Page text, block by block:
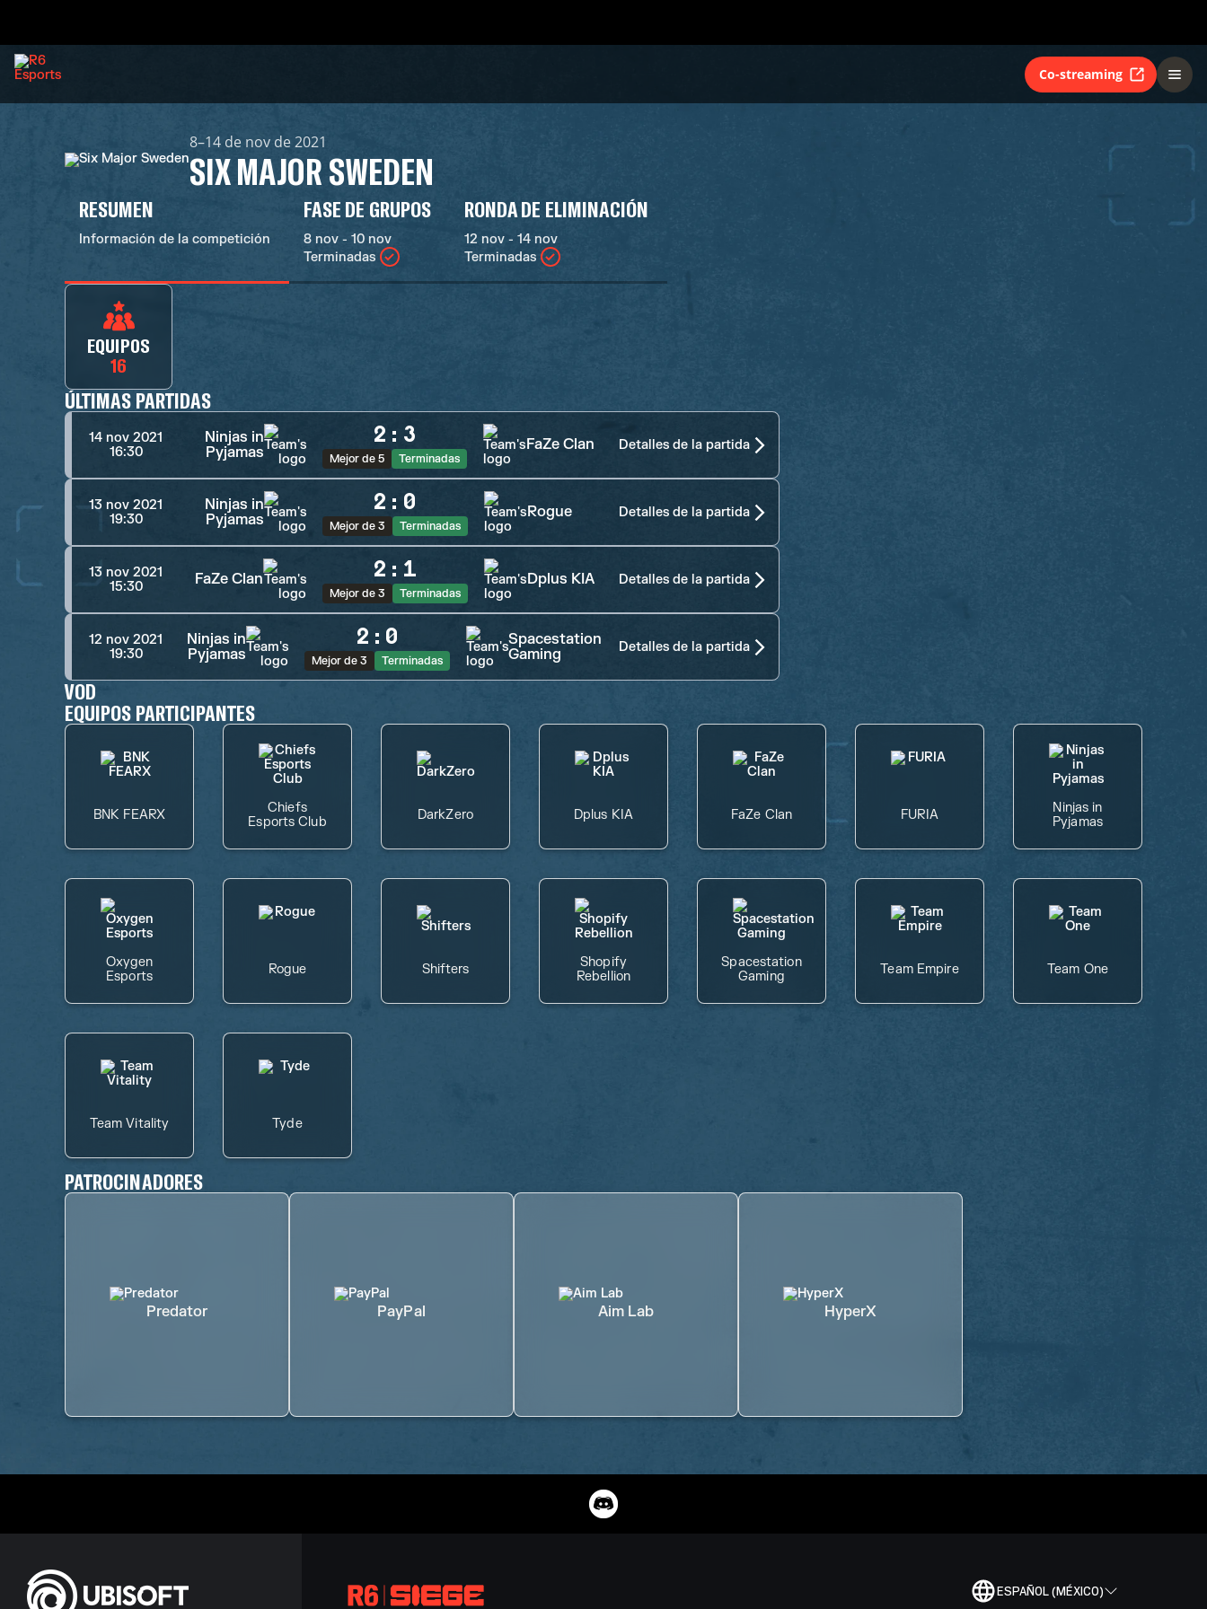
Co-streaming
8–14 de nov de 2021
SIX MAJOR SWEDEN
RESUMEN
Información de la competición
FASE DE GRUPOS
8 nov - 10 nov
Terminadas
RONDA DE ELIMINACIÓN
12 nov - 14 nov
Terminadas
EQUIPOS
16
ÚLTIMAS PARTIDAS
14 nov 2021
16:30
Ninjas in
Pyjamas
2 : 3
Mejor de 5 Terminadas
FaZe Clan Detalles de la partida
13 nov 2021
19:30
Ninjas in
Pyjamas
2 : 0
Mejor de 3 Terminadas
Rogue Detalles de la partida
13 nov 2021
15:30
FaZe Clan 2 : 1
Mejor de 3 Terminadas
Dplus KIA Detalles de la partida
12 nov 2021
19:30
Ninjas in
Pyjamas
2 : 0
Mejor de 3 Terminadas
Spacestation
Gaming
Detalles de la partida
VOD
EQUIPOS PARTICIPANTES
BNK FEARX
Chiefs
Esports Club
DarkZero Dplus KIA FaZe Clan FURIA
Ninjas in
Pyjamas
Oxygen
Esports
Rogue Shifters
Shopify
Rebellion
Spacestation
Gaming
Team Empire Team One
Team Vitality Tyde
PATROCINADORES
Predator PayPal Aim Lab HyperX
ESPAÑOL (MÉXICO)